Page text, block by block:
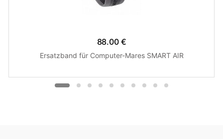
88.00 €
Ersatzband für Computer-Mares SMART AIR